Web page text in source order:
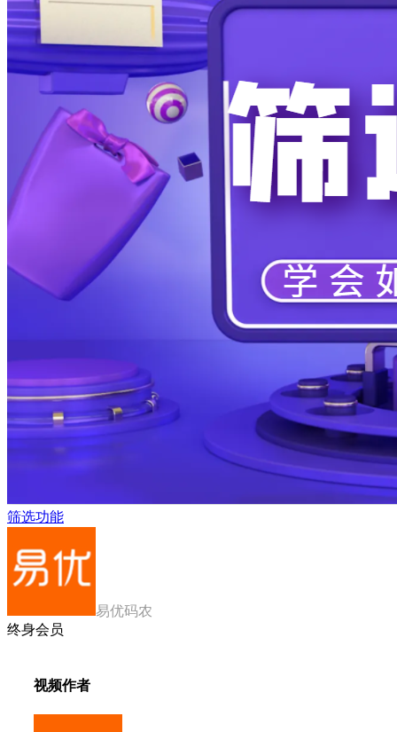
筛选功能
易优码农
终身会员
视频作者